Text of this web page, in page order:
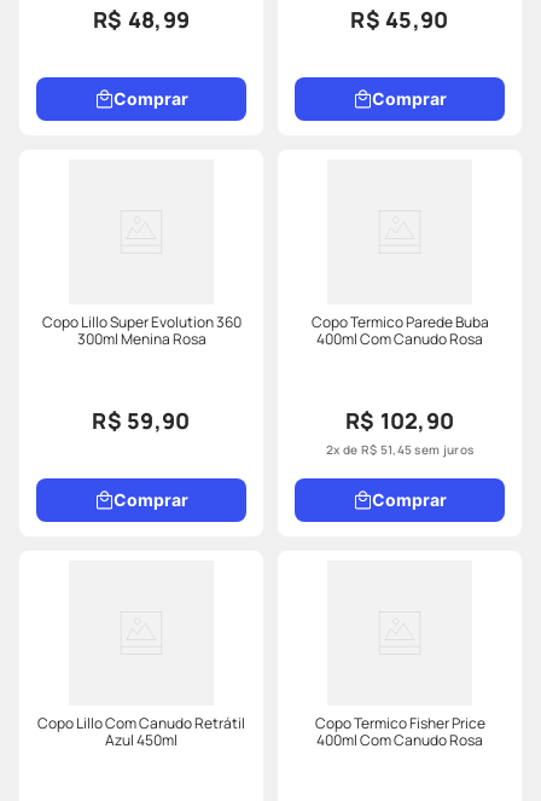
R$ 48,99
Comprar
R$ 45,90
Comprar
Copo Lillo Super Evolution 360
300ml Menina Rosa
R$ 59,90
Comprar
Copo Termico Parede Buba
400ml Com Canudo Rosa
R$ 102,90
2x de R$ 51,45sem juros
Comprar
Copo Lillo Com Canudo Retrátil
Azul 450ml
Copo Termico Fisher Price
400ml Com Canudo Rosa